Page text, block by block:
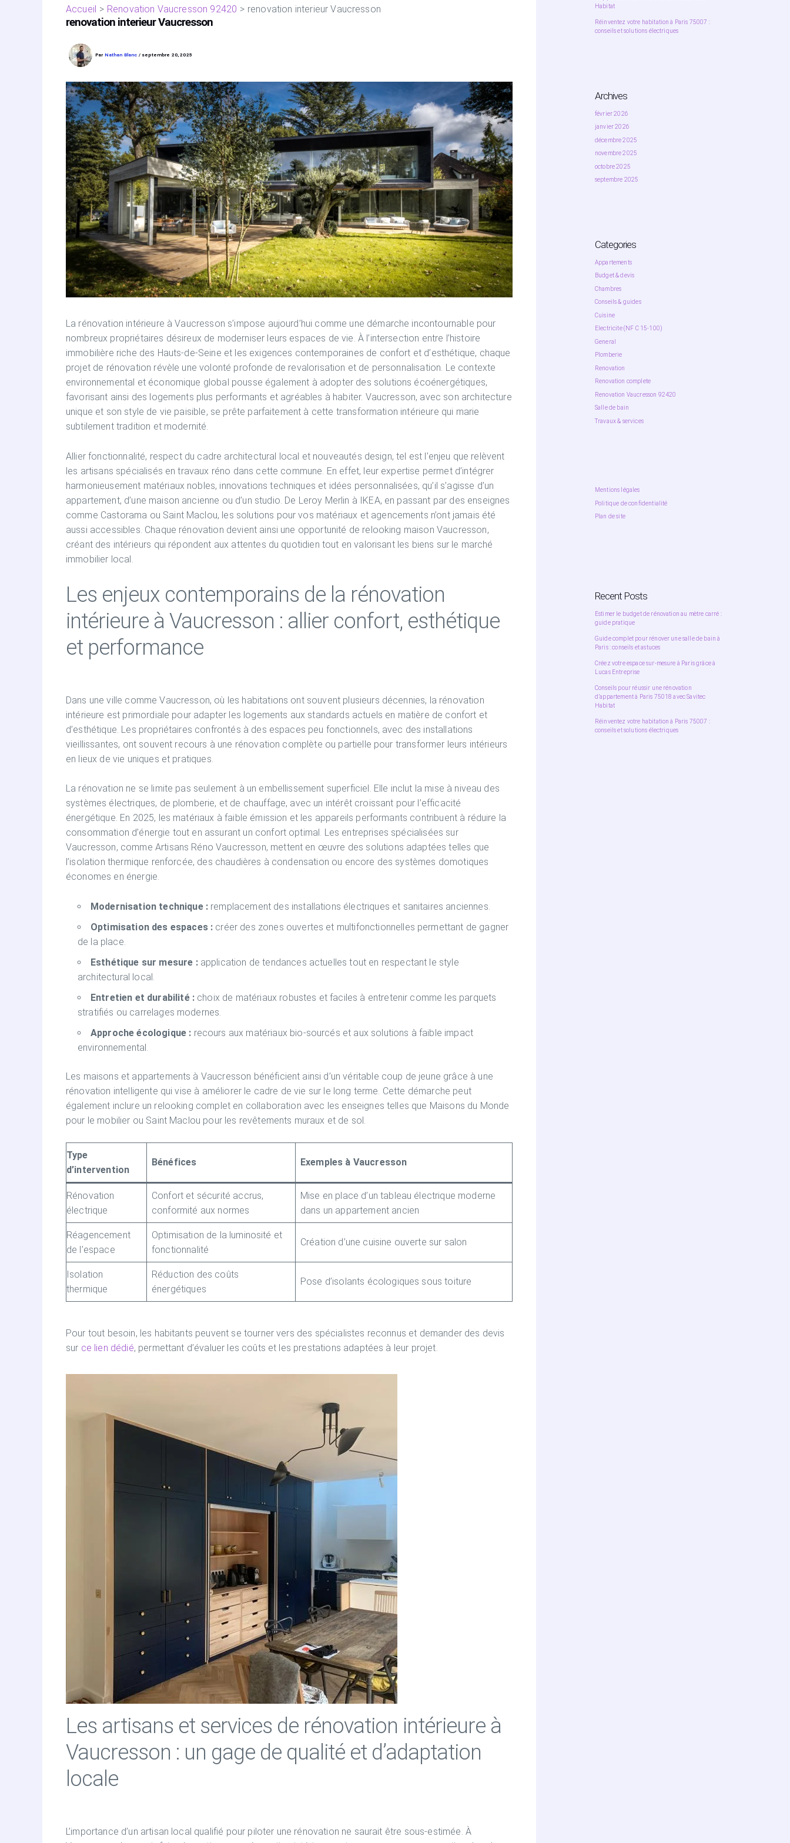
Accueil Renovation Vaucresson 92420 renovation interieur Vaucresson
renovation interieur Vaucresson
Par Nathan Blanc / septembre 20, 2025
La rénovation intérieure à Vaucresson s’impose aujourd’hui comme une démarche incontournable pour
nombreux propriétaires désireux de moderniser leurs espaces de vie. À l’intersection entre l’histoire
immobilière riche des Hauts-de-Seine et les exigences contemporaines de confort et d’esthétique, chaque
projet de rénovation révèle une volonté profonde de revalorisation et de personnalisation. Le contexte
environnemental et économique global pousse également à adopter des solutions écoénergétiques,
favorisant ainsi des logements plus performants et agréables à habiter. Vaucresson, avec son architecture
unique et son style de vie paisible, se prête parfaitement à cette transformation intérieure qui marie
subtilement tradition et modernité.
Allier fonctionnalité, respect du cadre architectural local et nouveautés design, tel est l’enjeu que relèvent
les artisans spécialisés en travaux réno dans cette commune. En effet, leur expertise permet d’intégrer
harmonieusement matériaux nobles, innovations techniques et idées personnalisées, qu’il s’agisse d’un
appartement, d’une maison ancienne ou d’un studio. De Leroy Merlin à IKEA, en passant par des enseignes
comme Castorama ou Saint Maclou, les solutions pour vos matériaux et agencements n’ont jamais été
aussi accessibles. Chaque rénovation devient ainsi une opportunité de relooking maison Vaucresson,
créant des intérieurs qui répondent aux attentes du quotidien tout en valorisant les biens sur le marché
immobilier local.
Les enjeux contemporains de la rénovation
intérieure à Vaucresson : allier confort, esthétique
et performance
Dans une ville comme Vaucresson, où les habitations ont souvent plusieurs décennies, la rénovation
intérieure est primordiale pour adapter les logements aux standards actuels en matière de confort et
d’esthétique. Les propriétaires confrontés à des espaces peu fonctionnels, avec des installations
vieillissantes, ont souvent recours à une rénovation complète ou partielle pour transformer leurs intérieurs
en lieux de vie uniques et pratiques.
La rénovation ne se limite pas seulement à un embellissement superficiel. Elle inclut la mise à niveau des
systèmes électriques, de plomberie, et de chauffage, avec un intérêt croissant pour l’efficacité
énergétique. En 2025, les matériaux à faible émission et les appareils performants contribuent à réduire la
consommation d’énergie tout en assurant un confort optimal. Les entreprises spécialisées sur
Vaucresson, comme Artisans Réno Vaucresson, mettent en œuvre des solutions adaptées telles que
l’isolation thermique renforcée, des chaudières à condensation ou encore des systèmes domotiques
économes en énergie.
Modernisation technique : remplacement des installations électriques et sanitaires anciennes.
Optimisation des espaces : créer des zones ouvertes et multifonctionnelles permettant de gagner
de la place.
Esthétique sur mesure :application de tendances actuelles tout en respectant le style
architectural local.
Entretien et durabilité : choix de matériaux robustes et faciles à entretenir comme les parquets
stratifiés ou carrelages modernes.
Approche écologique : recours aux matériaux bio-sourcés et aux solutions à faible impact
environnemental.
Les maisons et appartements à Vaucresson bénéficient ainsi d’un véritable coup de jeune grâce à une
rénovation intelligente qui vise à améliorer le cadre de vie sur le long terme. Cette démarche peut
également inclure un relooking complet en collaboration avec les enseignes telles que Maisons du Monde
pour le mobilier ou Saint Maclou pour les revêtements muraux et de sol.
Type
d’intervention
Bénéfices Exemples à Vaucresson
Rénovation
électrique
Confort et sécurité accrus,
conformité aux normes
Mise en place d’un tableau électrique moderne
dans un appartement ancien
Réagencement
de l’espace
Optimisation de la luminosité et
fonctionnalité
Création d’une cuisine ouverte sur salon
Isolation
thermique
Réduction des coûts
énergétiques
Pose d’isolants écologiques sous toiture
Pour tout besoin, les habitants peuvent se tourner vers des spécialistes reconnus et demander des devis
sur ce lien dédié, permettant d’évaluer les coûts et les prestations adaptées à leur projet.
Les artisans et services de rénovation intérieure à
Vaucresson : un gage de qualité et d’adaptation
locale
L’importance d’un artisan local qualifié pour piloter une rénovation ne saurait être sous-estimée. À
Habitat
Réinventez votre habitation à Paris 75007 :
conseils et solutions électriques
Archives
février 2026
janvier 2026
décembre 2025
novembre 2025
octobre 2025
septembre 2025
Categories
Appartements
Budget & devis
Chambres
Conseils & guides
Cuisine
Electricite (NF C 15-100)
General
Plomberie
Renovation
Renovation complete
Renovation Vaucresson 92420
Salle de bain
Travaux & services
Mentions légales
Politique de confidentialité
Plan de site
Recent Posts
Estimer le budget de rénovation au mètre carré :
guide pratique
Guide complet pour rénover une salle de bain à
Paris : conseils et astuces
Créez votre espace sur-mesure à Paris grâce à
Lucas Entreprise
Conseils pour réussir une rénovation
d’appartement à Paris 75018 avec Savitec
Habitat
Réinventez votre habitation à Paris 75007 :
conseils et solutions électriques